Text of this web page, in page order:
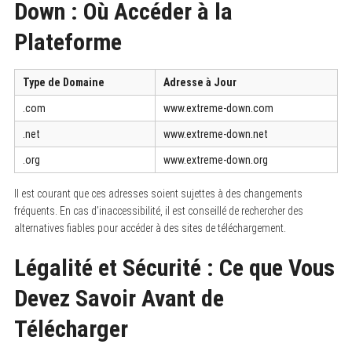
Down : Où Accéder à la
Plateforme
Type de Domaine Adresse à Jour
.com www.extreme-down.com
.net www.extreme-down.net
.org www.extreme-down.org
Il est courant que ces adresses soient sujettes à des changements
fréquents. En cas d’inaccessibilité, il est conseillé de rechercher des
alternatives fiables pour accéder à des sites de téléchargement.
Légalité et Sécurité : Ce que Vous
Devez Savoir Avant de
Télécharger